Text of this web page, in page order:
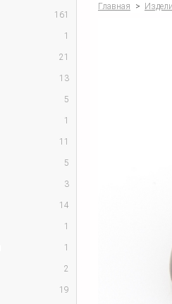
161
1
21
13
5
1
11
5
3
14
1
1
2
19
Главная >